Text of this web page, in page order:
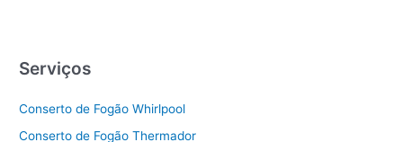
Serviços
Conserto de Fogão Whirlpool
Conserto de Fogão Thermador